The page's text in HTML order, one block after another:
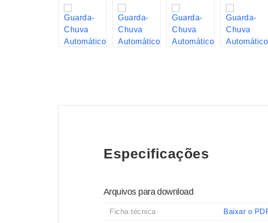
Especificações
Arquivos para download
Ficha técnica Baixar o